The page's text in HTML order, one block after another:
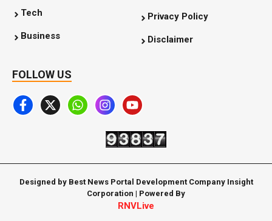
Tech
Business
Privacy Policy
Disclaimer
FOLLOW US
Designed by Best News Portal Development Company Insight
Corporation | Powered By
RNVLive